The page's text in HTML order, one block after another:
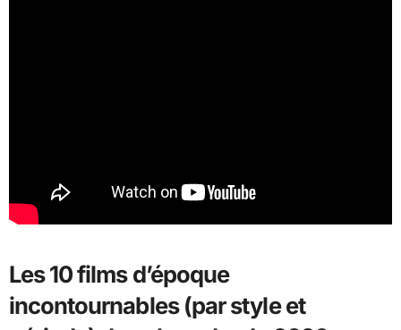
Les 10 films d’époque
incontournables (par style et